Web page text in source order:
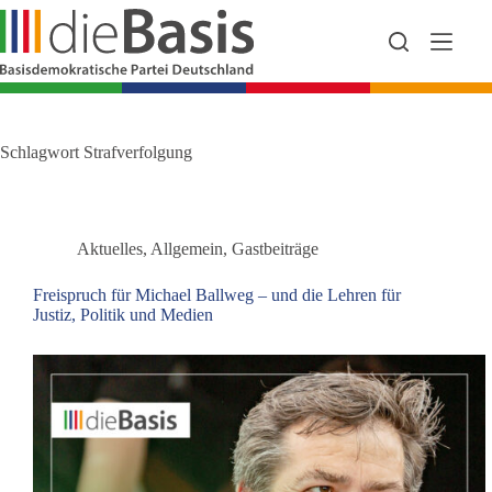
Zum
springen
Schlagwort Strafverfolgung
Aktuelles, Allgemein, Gastbeiträge
Freispruch für Michael Ballweg – und die Lehren für
Justiz, Politik und Medien